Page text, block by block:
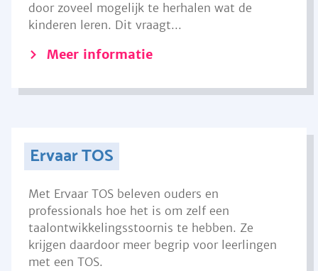
door zoveel mogelijk te herhalen wat de
kinderen leren. Dit vraagt...
Meer informatie
Ervaar TOS
Met Ervaar TOS beleven ouders en
professionals hoe het is om zelf een
taalontwikkelingsstoornis te hebben. Ze
krijgen daardoor meer begrip voor leerlingen
met een TOS.